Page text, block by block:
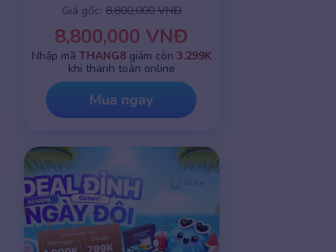
Giá gốc: 8,800,000 VNĐ
8,800,000 VNĐ
Nhập mã THANG8giảm còn 3.299K
khi thanh toán online
Mua ngay